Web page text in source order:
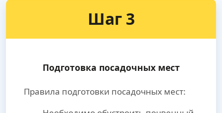
Шаг 3
Подготовка посадочных мест
Правила подготовки посадочных мест: